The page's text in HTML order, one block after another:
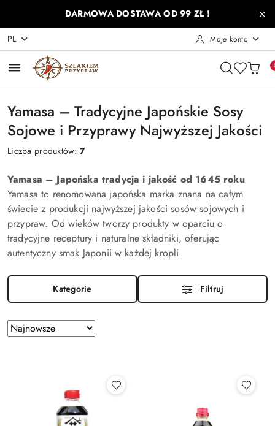
Przejdź do treści głównej
Przejdź do wyszukiwarki
Przejdź do moje konto
Przejdź do menu głównego
Przejdź do stopkiDARMOWA DOSTAWA OD 99 ZŁ !
PL Moje konto
Yamasa – Tradycyjne Japońskie Sosy
Sojowe i Przyprawy Najwyższej Jakości
Liczba produktów:7
Yamasa – Japońska tradycja i jakość od 1645 roku
Yamasa to renomowana japońska marka znana na całym
świecie z produkcji najwyższej jakości sosów sojowych i
przypraw. Od wieków tworzy produkty w oparciu o
tradycyjne receptury i naturalne składniki, oferując
autentyczny smak Japonii w każdej kropli.
Kategorie Filtruj
Zastosowano
sortowanie:
Sortuj
według